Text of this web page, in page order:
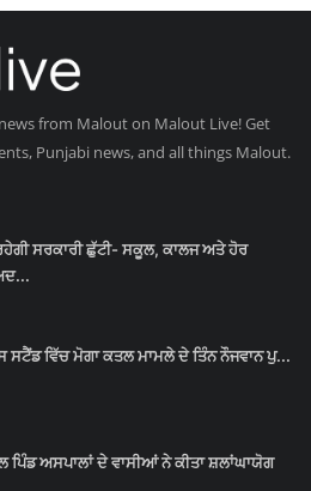
from Malout on Malout Live! Get
Punjabi news, and all things Malout.
ਸਰਕਾਰੀ ਛੁੱਟੀ- ਸਕੂਲ, ਕਾਲਜ ਅਤੇ ਹੋਰ
ਸਟੈਂਡ ਵਿੱਚ ਮੋਗਾ ਕਤਲ ਮਾਮਲੇ ਦੇ ਤਿੰਨ ਨੌਜਵਾਨ ਪੁ...
ਪਿੰਡ ਅਸਪਾਲਾਂ ਦੇ ਵਾਸੀਆਂ ਨੇ ਕੀਤਾ ਸ਼ਲਾਂਘਾਯੋਗ